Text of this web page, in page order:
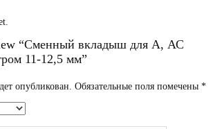
“Сменный вкладыш для А, АС
11-12,5 мм”
опубликован. Обязательные поля помечены *